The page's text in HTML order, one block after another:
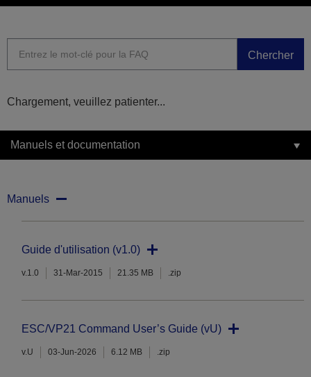
Chercher
Chargement, veuillez patienter...
Manuels et documentation
Manuels
Guide d'utilisation (v1.0)
v.1.0 31-Mar-2015 21.35 MB .zip
ESC/VP21 Command User’s Guide (vU)
v.U 03-Jun-2026 6.12 MB .zip